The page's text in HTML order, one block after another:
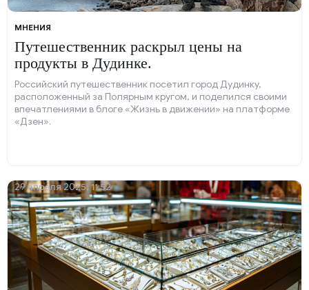
МНЕНИЯ
Путешественник раскрыл цены на
продукты в Дудинке.
Российский путешественник посетил город Дудинку,
расположенный за Полярным кругом, и поделился своими
впечатлениями в блоге «Жизнь в движении» на платформе
«Дзен».
29 апреля 2025, 11:52